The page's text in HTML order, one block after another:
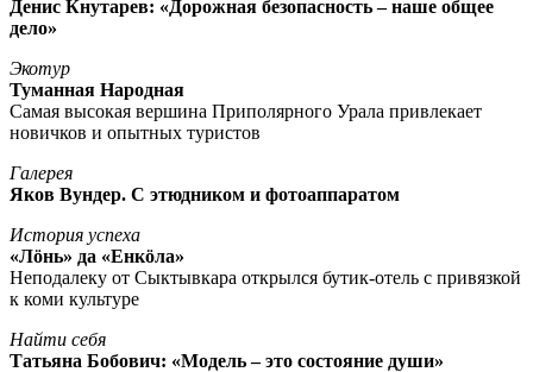
Денис Кнутарев: «Дорожная безопасность – наше общее
дело»
Экотур
Туманная Народная
Самая высокая вершина Приполярного Урала привлекает
новичков и опытных туристов
Галерея
Яков Вундер. С этюдником и фотоаппаратом
История успеха
«Лöнь» да «Енкöла»
Неподалеку от Сыктывкара открылся бутик-отель с привязкой
к коми культуре
Найти себя
Татьяна Бобович: «Модель – это состояние души»